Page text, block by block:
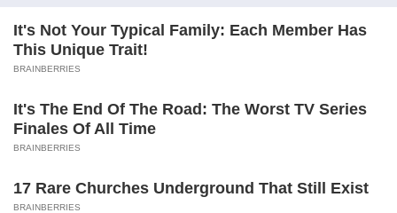
— Нет, что вы, не надо…
Начинался новый период её жизни, период
счастья и любви. Она просыпалась утром и
приснилось ли. Впервые она испытывала
такое чувство любви, что сама себе